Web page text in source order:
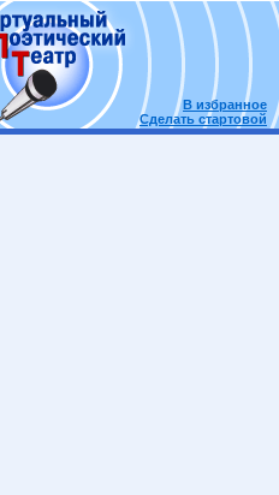
В избранное
Сделать стартовой